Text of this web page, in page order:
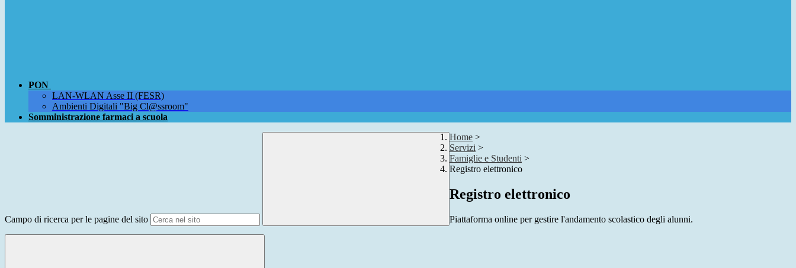
PON
LAN-WLAN Asse II (FESR)
Ambienti Digitali "Big Cl@ssroom"
Somministrazione farmaci a scuola
Campo di ricerca per le pagine del sito
Home >
Servizi >
Famiglie e Studenti >
Registro elettronico
Registro elettronico
Piattaforma online per gestire l'andamento scolastico degli alunni.